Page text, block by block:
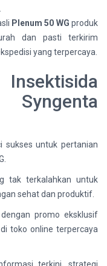
Plenum 50 WG produk
dan pasti terkirim
yang terpercaya.
sukses untuk pertanian
tak terkalahkan untuk
sehat dan produktif.
promo eksklusif
toko online terpercaya